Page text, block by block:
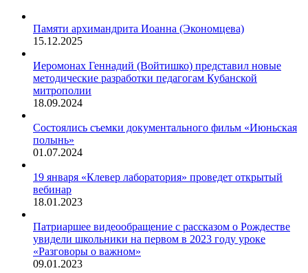
Памяти архимандрита Иоанна (Экономцева)
15.12.2025
Иеромонах Геннадий (Войтишко) представил новые
методические разработки педагогам Кубанской
митрополии
18.09.2024
Состоялись съемки документального фильм «Июньская
полынь»
01.07.2024
19 января «Клевер лаборатория» проведет открытый
вебинар
18.01.2023
Патриаршее видеообращение с рассказом о Рождестве
увидели школьники на первом в 2023 году уроке
«Разговоры о важном»
09.01.2023